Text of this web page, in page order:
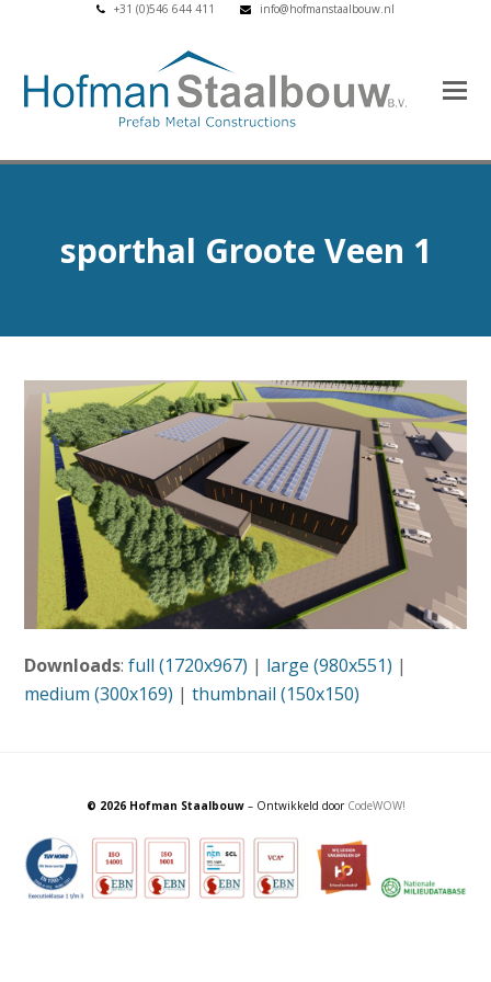
+31 (0)546 644 411 info@hofmanstaalbouw.nl
sporthal Groote Veen 1
Downloads:full (1720x967) | large (980x551) |
medium (300x169) |thumbnail (150x150)
© 2026 Hofman Staalbouw– Ontwikkeld door CodeWOW!